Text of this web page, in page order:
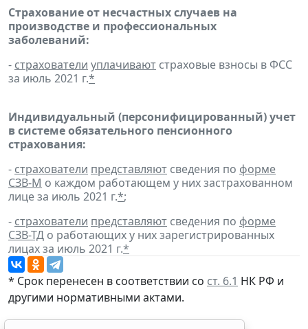
Страхование от несчастных случаев на
производстве и профессиональных
заболеваний:
- страхователи уплачивают страховые взносы в ФСС
за июль 2021 г.*
Индивидуальный (персонифицированный) учет
в системе обязательного пенсионного
страхования:
- страхователи представляют сведения по форме
СЗВ-М о каждом работающем у них застрахованном
лице за июль 2021 г.*;
- страхователи представляют сведения по форме
СЗВ-ТД о работающих у них зарегистрированных
лицах за июль 2021 г.*
* Срок перенесен в соответствии со ст. 6.1 НК РФ и
другими нормативными актами.